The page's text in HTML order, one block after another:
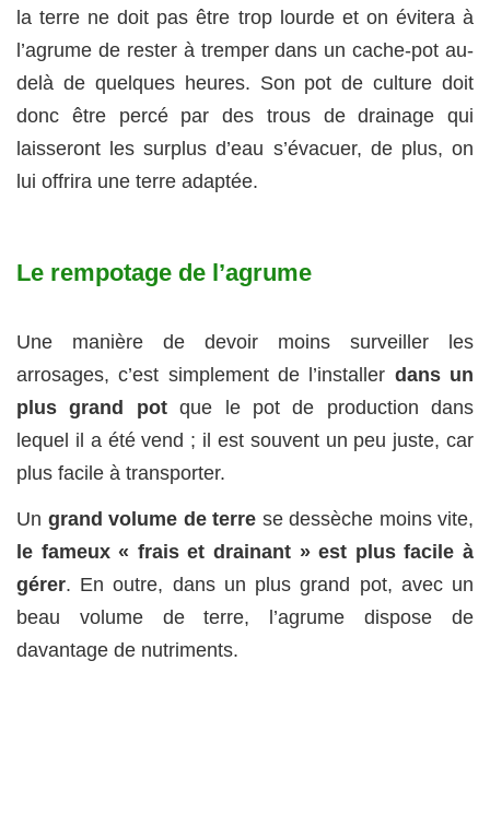
la terre ne doit pas être trop lourde et on évitera à
l’agrume de rester à tremper dans un cache-pot au-
delà de quelques heures. Son pot de culture doit
donc être percé par des trous de drainage qui
laisseront les surplus d’eau s’évacuer, de plus, on
lui offrira une terre adaptée.
Le rempotage de l’agrume
Une manière de devoir moins surveiller les
arrosages, c’est simplement de l’installer dans un
plus grand potque le pot de production dans
lequel il a été vend ; il est souvent un peu juste, car
plus facile à transporter.
Un grand volume de terre se dessèche moins vite,
le fameux « frais et drainant » est plus facile à
gérer. En outre, dans un plus grand pot, avec un
beau volume de terre, l’agrume dispose de
davantage de nutriments.